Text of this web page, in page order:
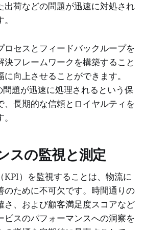
出荷などの問題が迅速に対処され
ロセスとフィードバックループを
決フレームワークを構築すること
向上させることができます。
題が迅速に処理されるという保
、長期的な信頼とロイヤルティを
スの監視と測定
KPI）を監視することは、物流に
のために不可欠です。時間通りの
さ、および顧客満足度スコアなど
ビスのパフォーマンスへの洞察を